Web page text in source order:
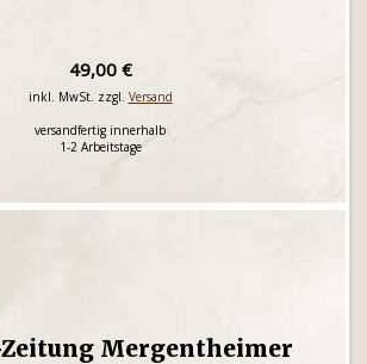
49,00 €
inkl. MwSt. zzgl. Versand
versandfertig innerhalb
1-2 Arbeitstage
Mergentheimer